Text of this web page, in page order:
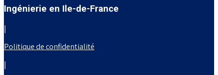
Ingénierie en Ile-de-France
|
Politique de confidentialité
|